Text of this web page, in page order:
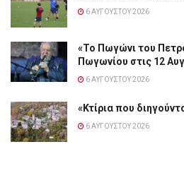
6 ΑΥΓΟΎΣΤΟΥ 2026
«Το Πωγώνι του
Πωγωνίου στις 12
6 ΑΥΓΟΎΣΤΟΥ 2026
«Κτίρια που
6 ΑΥΓΟΎΣΤΟΥ 2026